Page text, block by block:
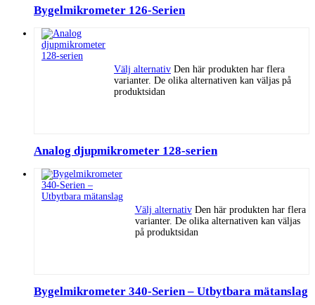
Bygelmikrometer 126-Serien
Välj alternativ Den här produkten har flera
varianter. De olika alternativen kan väljas på
produktsidan
Analog djupmikrometer 128-serien
Välj alternativ Den här produkten har flera
varianter. De olika alternativen kan väljas
på produktsidan
Bygelmikrometer 340-Serien – Utbytbara mätanslag